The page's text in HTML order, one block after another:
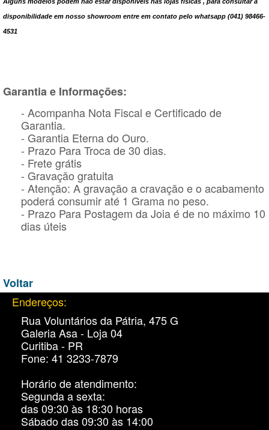
disponibilidade em nosso showroom entre em contato pelo whatsapp (041) 98466-
4531
Garantia e Informações:
- Acompanha Nota Fiscal e Certificado de
Garantia.
- Garantia Eterna do Ouro.
- Prazo Para Troca de 30 dias.
- Frete grátis
- Gravação gratuita
- Atenção: A gravação a cravação e o acabamento
poderá consumir até 1 Grama no peso.
- Prazo Para Postagem da Joia é de no máximo 10
dias úteis
Voltar
Endereços:
Rua Voluntários da Pátria, 475 G
Galeria Asa - Loja 04
Curitiba - PR
Fone: 41 3233-7879
Horário de atendimento:
Segunda a sexta:
das 09:30 às 18:30 horas
Sábado das 09:30 às 14:00